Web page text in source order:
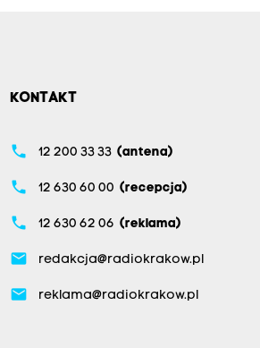
KONTAKT
phone 12 200 33 33 (antena)
phone 12 630 60 00 (recepcja)
phone 12 630 62 06 (reklama)
email redakcja@radiokrakow.pl
email reklama@radiokrakow.pl